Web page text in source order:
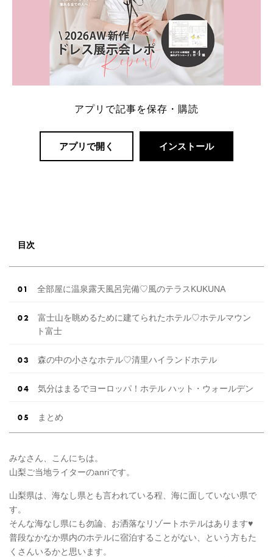
アプリで記事を保存・購読
アプリで開く インストール
目次
全部屋に温泉露天風呂完備♡風のテラスKUKUNA
富士山を眺めるために建てられたホテル♡ホテルマウン
ト富士
森の中の小さなホテル♡清里ハイランドホテル
気分はまるでヨーロッパ！ホテル ハット・ウォールデン
まとめ
みなさん、こんにちは。
山梨ご当地ライターのanriです。
山梨県は、海なし県とも言われている程、海に面していない県で
す。
そんな海なし県にも勿論、お洒落なリゾートホテルはあります♥
普段なかなか県内のホテルに宿泊することがない、という方もた
くさんいるかと思います。